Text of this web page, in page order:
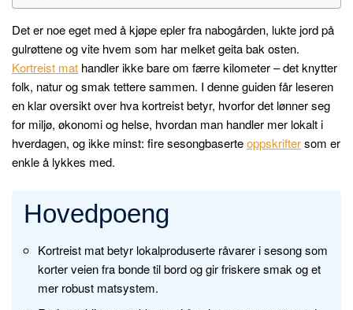
Det er noe eget med å kjøpe epler fra nabogården, lukte jord på
gulrøttene og vite hvem som har melket geita bak osten.
Kortreist mat handler ikke bare om færre kilometer – det knytter
folk, natur og smak tettere sammen. I denne guiden får leseren
en klar oversikt over hva kortreist betyr, hvorfor det lønner seg
for miljø, økonomi og helse, hvordan man handler mer lokalt i
hverdagen, og ikke minst: fire sesongbaserteoppskriftersom er
enkle å lykkes med.
Hovedpoeng
Kortreist mat betyr lokalproduserte råvarer i sesong som
korter veien fra bonde til bord og gir friskere smak og et
mer robust matsystem.